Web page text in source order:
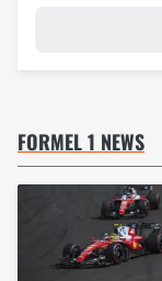
FORMEL 1 NEWS